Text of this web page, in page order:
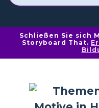
Schließen Sie sich
Storyboard That.